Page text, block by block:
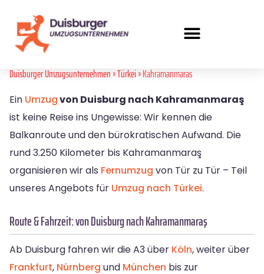
Duisburger Umzugsunternehmen»Türkei» Kahramanmaras
Ein Umzugvon Duisburg nach Kahramanmaraş
ist keine Reise ins Ungewisse: Wir kennen die
Balkanroute und den bürokratischen Aufwand. Die
rund 3.250 Kilometer bis Kahramanmaraş
organisieren wir als Fernumzug von Tür zu Tür – Teil
unseres Angebots für Umzug nach Türkei.
Route & Fahrzeit: von Duisburg nach Kahramanmaraş
Ab Duisburg fahren wir die A3 über Köln, weiter über
Frankfurt, Nürnberg und München bis zur